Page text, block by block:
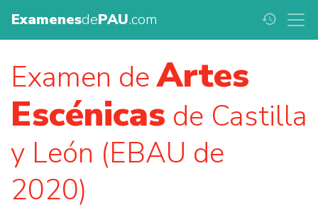
ExamenesdePAU.com history
Examen deArtes
Escénicas de Castilla
y León (EBAU de
2020)